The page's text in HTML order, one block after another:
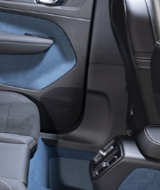
タ
日産
ル
マツダ
ツ
スズキ